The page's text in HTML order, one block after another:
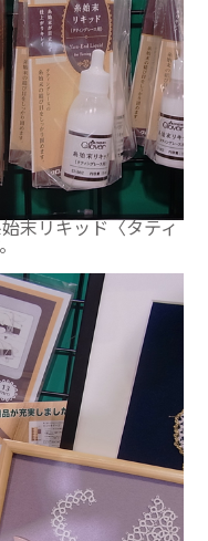
末リキッド〈タティ